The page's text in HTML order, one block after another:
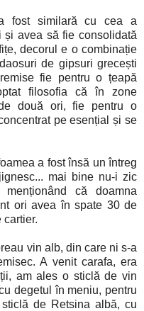
fost similară cu cea a
și avea să fie consolidată
decorul e o combinație
de gipsuri grecești
fie pentru o țeapă
filosofia că în zone
două ori, fie pentru o
pe esențial și se
a fost însă un întreg
mai bine nu-i zic
că doamna
ori avea în spate 30 de
cartier.
vin alb, din care ni s-a
A venit carafa, era
am ales o sticlă de vin
degetul în meniu, pentru
de Retsina albă, cu